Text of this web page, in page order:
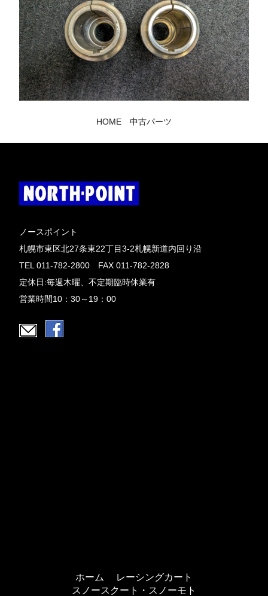
HOME 中古パーツ
ノースポイント
札幌市東区北27条東22丁目3-2札幌新道内回り沿
TEL 011-782-2800 FAX 011-782-2828
定休日:毎週木曜、不定期臨時休業有
営業時間10：30～19：00
ホーム
レーシングカート
スノースクート・スノーモト